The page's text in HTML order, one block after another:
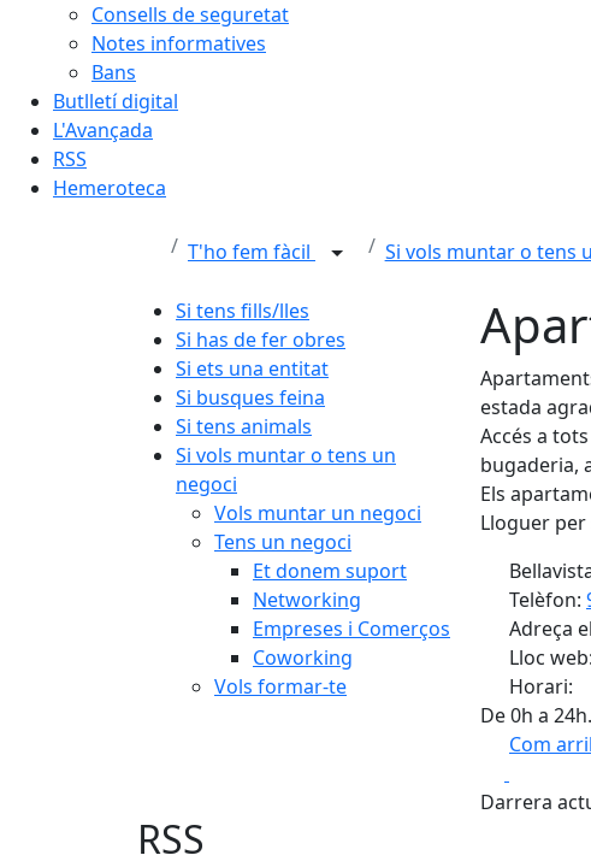
Consells de seguretat
Notes informatives
Bans
Butlletí digital
L'Avançada
RSS
Hemeroteca
T'ho fem fàcil Si vols muntar o tens
Si tens fills/lles
Si has de fer obres
Si ets una entitat
Si busques feina
Si tens animals
Si vols muntar o tens un
negoci
Vols muntar un negoci
Tens un negoci
Et donem suport
Networking
Empreses i Comerços
Coworking
Vols formar-te
estada
Accés a
bugaderia,
Els
Lloguer per
Telèfon:
Adreça
Lloc web:
Horari:
De 0h a 24h.
Com
+
Darrera
RSS